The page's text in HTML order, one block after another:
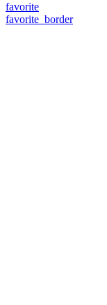
favorite
favorite_border